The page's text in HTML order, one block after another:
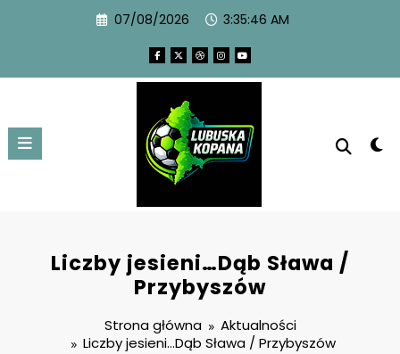
07/08/2026 3:35:47 AM
Liczby jesieni…Dąb Sława /
Przybyszów
Strona główna
Aktualności
Liczby jesieni…Dąb Sława / Przybyszów